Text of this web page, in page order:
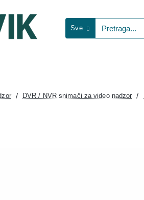
Sve
Pretraga...
DVR / NVR snimači za video nadzor